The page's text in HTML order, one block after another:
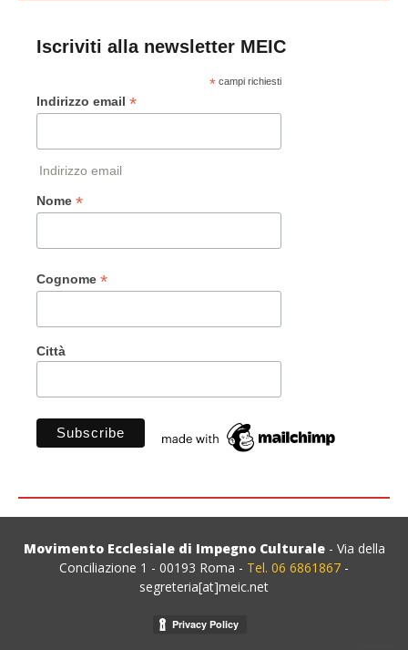
Iscriviti alla newsletter MEIC
*campi richiesti
Indirizzo email *
Indirizzo email
Nome *
Cognome *
Città
Movimento Ecclesiale di Impegno Culturale- Via della
Conciliazione 1 - 00193 Roma - Tel. 06 6861867 -
segreteria[at]meic.net